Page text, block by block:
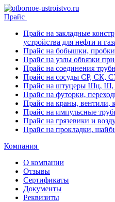
Прайс
Прайс на закладные
устройства для нефти и
Прайс на бобышки,
Прайс на узлы обвязки
Прайс на соединения
Прайс на сосуды СР, СК,
Прайс на штуцеры Шц,
Прайс на футорки,
Прайс на краны, вентили,
Прайс на импульсные
Прайс на грязевики и
Прайс на прокладки,
Компания
О компании
Отзывы
Сертификаты
Документы
Реквизиты